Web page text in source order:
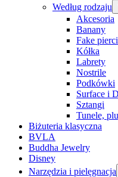
Według rodzaju
Akcesoria
Banany
Fake
Kółka
Labrety
Nostrile
Podkówki
Surface i
Sztangi
Tunele,
Biżuteria klasyczna
BVLA
Buddha Jewelry
Disney
Narzędzia i pielęgnacja